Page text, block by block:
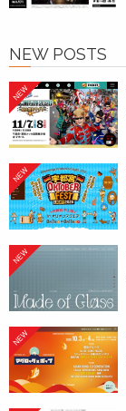
NEW POSTS